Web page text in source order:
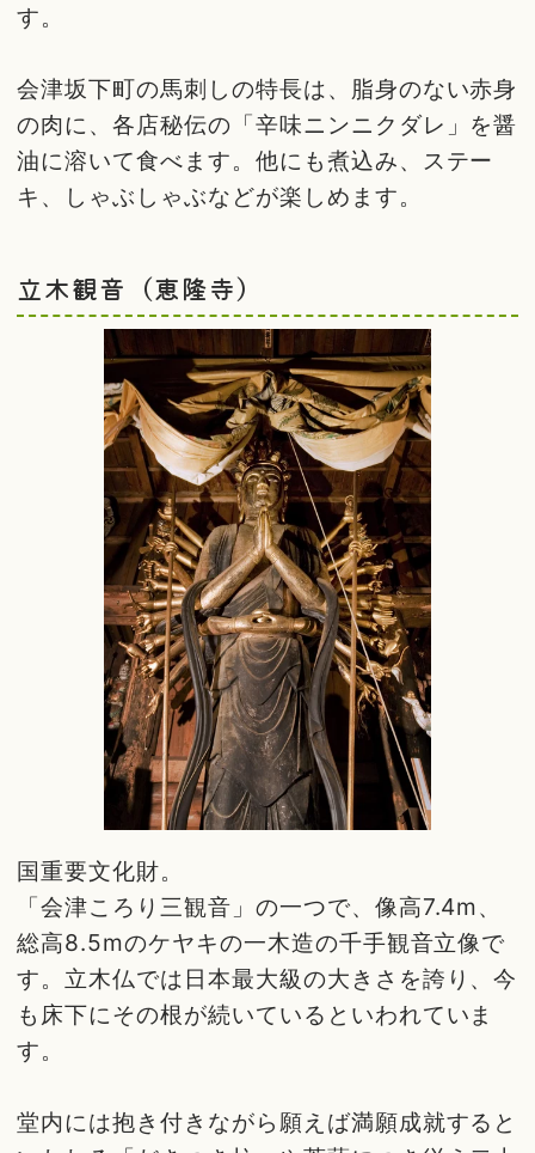
す。
会津坂下町の馬刺しの特長は、脂身のない赤身
の肉に、各店秘伝の「辛味ニンニクダレ」を醤
油に溶いて食べます。他にも煮込み、ステー
キ、しゃぶしゃぶなどが楽しめます。
立木観音（恵隆寺）
国重要文化財。
「会津ころり三観音」の一つで、像高7.4m、
総高8.5mのケヤキの一木造の千手観音立像で
す。立木仏では日本最大級の大きさを誇り、今
も床下にその根が続いているといわれていま
す。
堂内には抱き付きながら願えば満願成就すると